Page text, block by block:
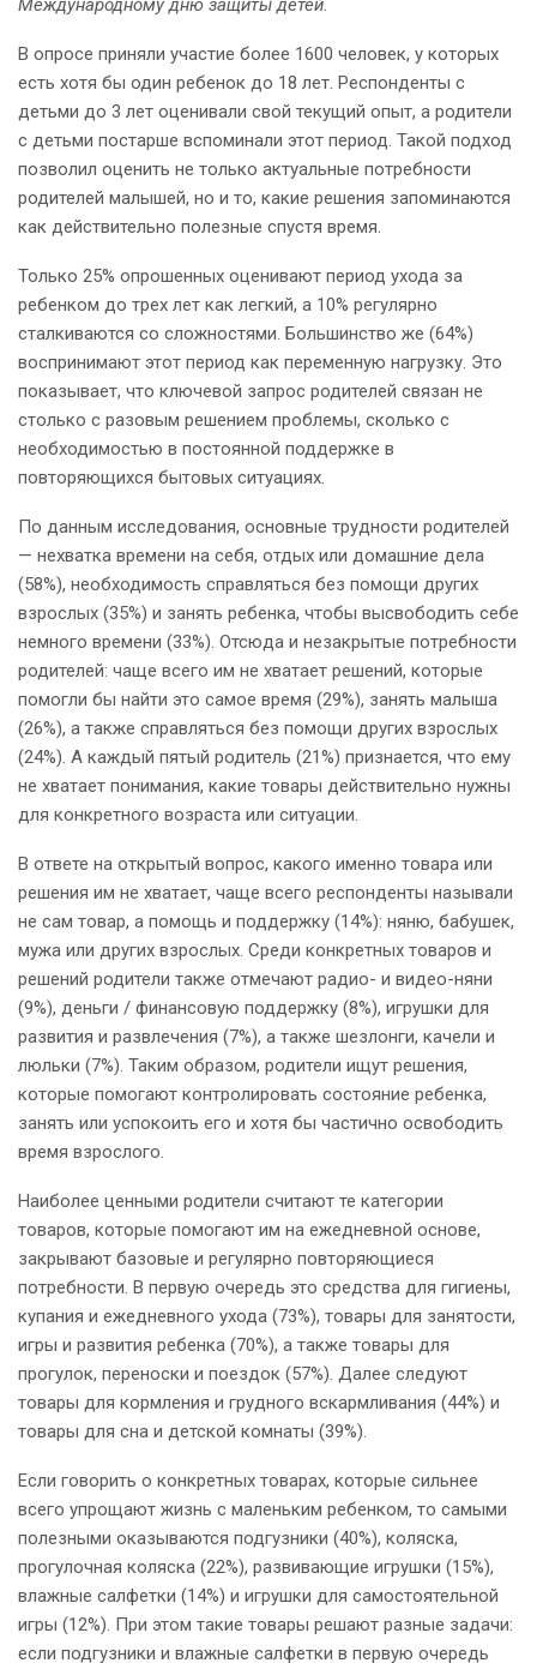
Международному дню защиты детей.
В опросе приняли участие более 1600 человек, у которых
есть хотя бы один ребенок до 18 лет. Респонденты с
детьми до 3 лет оценивали свой текущий опыт, а родители
с детьми постарше вспоминали этот период. Такой подход
позволил оценить не только актуальные потребности
родителей малышей, но и то, какие решения запоминаются
как действительно полезные спустя время.
Только 25% опрошенных оценивают период ухода за
ребенком до трех лет как легкий, а 10% регулярно
сталкиваются со сложностями. Большинство же (64%)
воспринимают этот период как переменную нагрузку. Это
показывает, что ключевой запрос родителей связан не
столько с разовым решением проблемы, сколько с
необходимостью в постоянной поддержке в
повторяющихся бытовых ситуациях.
По данным исследования, основные трудности родителей
— нехватка времени на себя, отдых или домашние дела
(58%), необходимость справляться без помощи других
взрослых (35%) и занять ребенка, чтобы высвободить себе
немного времени (33%). Отсюда и незакрытые потребности
родителей: чаще всего им не хватает решений, которые
помогли бы найти это самое время (29%), занять малыша
(26%), а также справляться без помощи других взрослых
(24%). А каждый пятый родитель (21%) признается, что ему
не хватает понимания, какие товары действительно нужны
для конкретного возраста или ситуации.
В ответе на открытый вопрос, какого именно товара или
решения им не хватает, чаще всего респонденты называли
не сам товар, а помощь и поддержку (14%): няню, бабушек,
мужа или других взрослых. Среди конкретных товаров и
решений родители также отмечают радио- и видео-няни
(9%), деньги / финансовую поддержку (8%), игрушки для
развития и развлечения (7%), а также шезлонги, качели и
люльки (7%). Таким образом, родители ищут решения,
которые помогают контролировать состояние ребенка,
занять или успокоить его и хотя бы частично освободить
время взрослого.
Наиболее ценными родители считают те категории
товаров, которые помогают им на ежедневной основе,
закрывают базовые и регулярно повторяющиеся
потребности. В первую очередь это средства для гигиены,
купания и ежедневного ухода (73%), товары для занятости,
игры и развития ребенка (70%), а также товары для
прогулок, переноски и поездок (57%). Далее следуют
товары для кормления и грудного вскармливания (44%) и
товары для сна и детской комнаты (39%).
Если говорить о конкретных товарах, которые сильнее
всего упрощают жизнь с маленьким ребенком, то самыми
полезными оказываются подгузники (40%), коляска,
прогулочная коляска (22%), развивающие игрушки (15%),
влажные салфетки (14%) и игрушки для самостоятельной
игры (12%). При этом такие товары решают разные задачи:
если подгузники и влажные салфетки в первую очередь